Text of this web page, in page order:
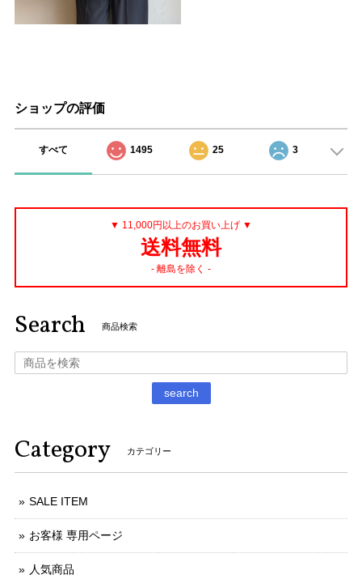
ショップの評価
すべて 1495 25 3
▼ 11,000円以上のお買い上げ ▼
送料無料
- 離島を除く -
Search 商品検索
search
Category カテゴリー
SALE ITEM
お客様 専用ページ
人気商品